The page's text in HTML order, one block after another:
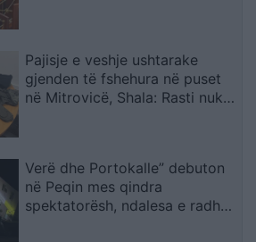
Pajisje e veshje ushtarake
gjenden të fshehura në puset
në Mitrovicë, Shala: Rasti nuk
Verë dhe Portokalle” debuton
në Peqin mes qindra
spektatorësh, ndalesa e radhës